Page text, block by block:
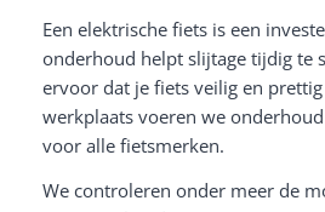
Een elektrische fiets is een
onderhoud helpt slijtage tijdig te
ervoor dat je fiets veilig en
werkplaats voeren we
voor alle fietsmerken.
We controleren onder meer de